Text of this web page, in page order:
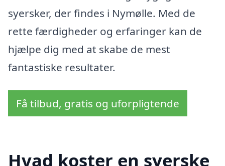
syersker, der findes i Nymølle. Med de
rette færdigheder og erfaringer kan de
hjælpe dig med at skabe de mest
fantastiske resultater.
Få tilbud, gratis og uforpligtende
Hvad koster en syerske